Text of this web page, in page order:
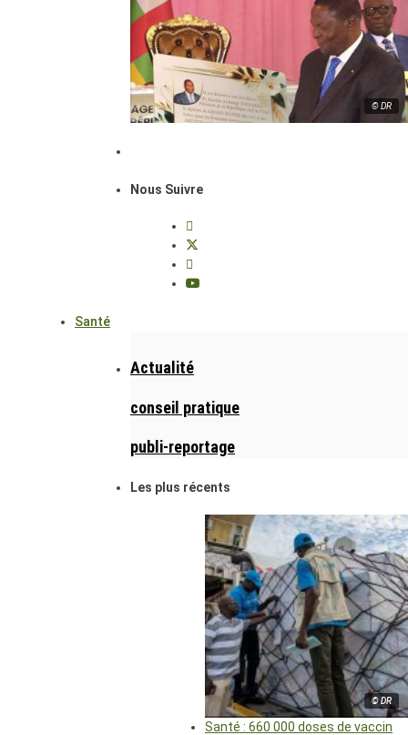
© DR
Nous Suivre
Santé
Actualité
conseil pratique
publi-reportage
Les plus récents
© DR
Santé : 660 000 doses de vaccin